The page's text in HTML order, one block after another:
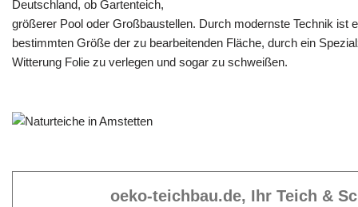
Deutschland, ob Gartenteich,
größerer Pool oder Großbaustellen. Durch modernste Technik ist
bestimmten Größe der zu bearbeitenden Fläche, durch ein
Witterung Folie zu verlegen und sogar zu schweißen.
oeko-teichbau.de, Ihr Teich &